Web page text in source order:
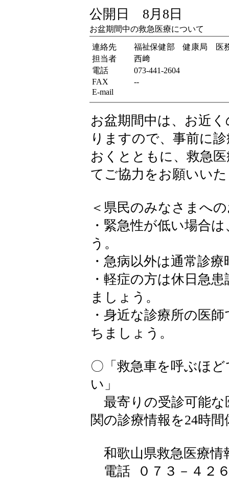
公開日 8月8日
お盆期間中の救急医療について
連絡先
福祉保健部 健康局 医
担当者
西﨑
電話
073-441-2604
FAX
--
E-mail
お盆期間中は、お近
りますので、事前に
おくとともに、救急
てご協力をお願いい
＜県民のみなさま
・緊急性が低い場合
う。
・急病以外は通常診
・軽症の方は休日急
ましょう。
・身近な診療所の医
ちましょう。
〇「救急車を呼ぶほ
い」
最寄りの受診可能な
関の診療情報を24時
和歌山県救急医療情
電話 ０７３－４２